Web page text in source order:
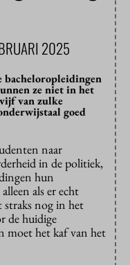
2025
bacheloropleidingen
ze niet in het
van zulke
goed
naar
in de politiek,
hun
als er echt
straks nog in het
de huidige
moet het kaf van het